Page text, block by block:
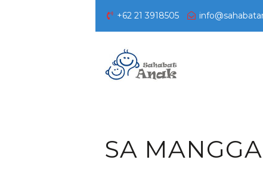
+62 21 3918505
SA